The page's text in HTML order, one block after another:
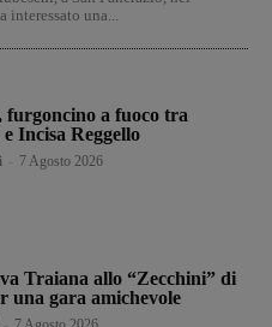
una...
furgoncino a fuoco tra
Incisa Reggello
7 Agosto 2026
Traiana allo “Zecchini” di
una gara amichevole